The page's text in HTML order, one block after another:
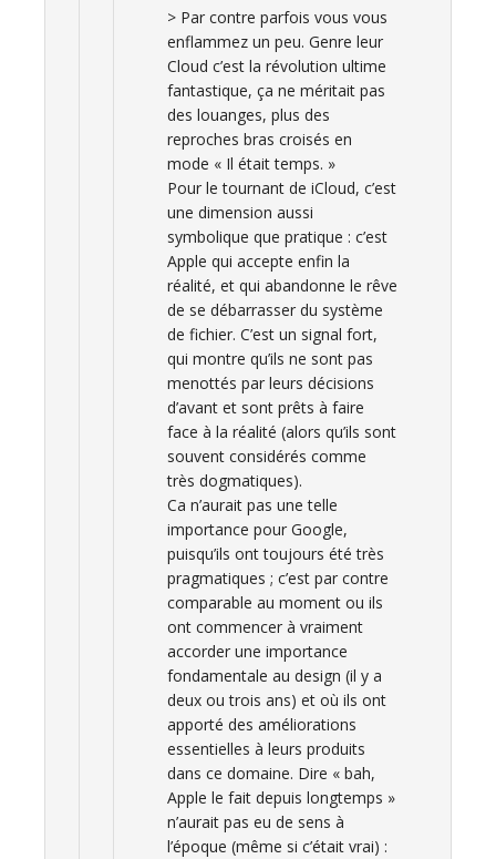
> Par contre parfois vous vous
enflammez un peu. Genre leur
Cloud c’est la révolution ultime
fantastique, ça ne méritait pas
des louanges, plus des
reproches bras croisés en
mode « Il était temps. »
Pour le tournant de iCloud, c’est
une dimension aussi
symbolique que pratique : c’est
Apple qui accepte enfin la
réalité, et qui abandonne le rêve
de se débarrasser du système
de fichier. C’est un signal fort,
qui montre qu’ils ne sont pas
menottés par leurs décisions
d’avant et sont prêts à faire
face à la réalité (alors qu’ils sont
souvent considérés comme
très dogmatiques).
Ca n’aurait pas une telle
importance pour Google,
puisqu’ils ont toujours été très
pragmatiques ; c’est par contre
comparable au moment ou ils
ont commencer à vraiment
accorder une importance
fondamentale au design (il y a
deux ou trois ans) et où ils ont
apporté des améliorations
essentielles à leurs produits
dans ce domaine. Dire « bah,
Apple le fait depuis longtemps »
n’aurait pas eu de sens à
l’époque (même si c’était vrai) :